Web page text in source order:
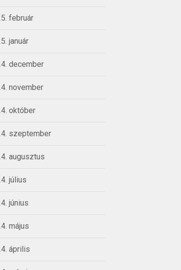
február
január
december
november
október
szeptember
augusztus
július
június
május
április